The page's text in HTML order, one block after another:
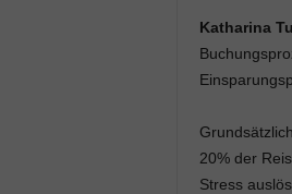
Katharina
20% der
Stress